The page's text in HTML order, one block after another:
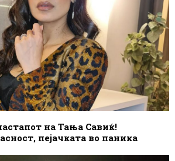
на Тања Савиќ!
пејачката во паника